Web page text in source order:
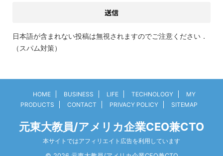
日本語が含まれない投稿は無視されますのでご注意ください．
（スパム対策）
HOME BUSINESS LIFE TECHNOLOGY
MY
PRODUCTS
CONTACT PRIVACY POLICY SITEMAP
元東大教員/アメリカ企業CEO兼CTO
本サイトではアフィリエイト広告を利用しています